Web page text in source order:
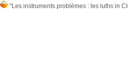
"Les instruments problèmes : les luths in